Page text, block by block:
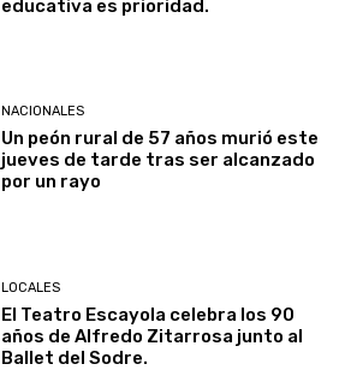
educativa es prioridad.
NACIONALES
Un peón rural de 57 años murió este
jueves de tarde tras ser alcanzado
por un rayo
LOCALES
El Teatro Escayola celebra los 90
años de Alfredo Zitarrosa junto al
Ballet del Sodre.